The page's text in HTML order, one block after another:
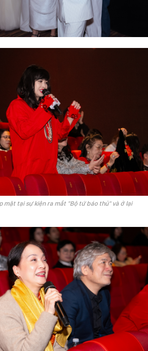
mặt tại sự kiện ra mắt "Bộ tứ báo thủ" và ở lại